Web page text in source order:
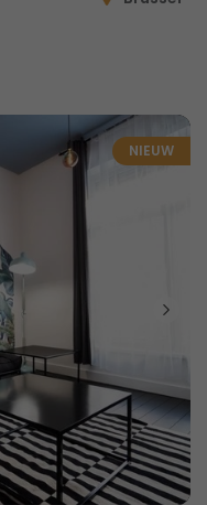
NIEUW